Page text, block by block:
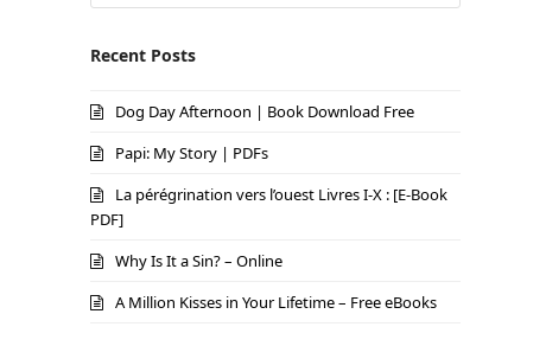
Recent Posts
Dog Day Afternoon | Book Download Free
Papi: My Story | PDFs
La pérégrination vers l’ouest Livres I-X : [E-Book
PDF]
Why Is It a Sin? – Online
A Million Kisses in Your Lifetime – Free eBooks